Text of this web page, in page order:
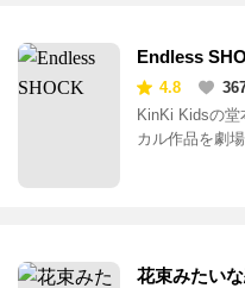
Endless
4.8
KinKi Kidsの堂
カル作品を劇
花束みたい